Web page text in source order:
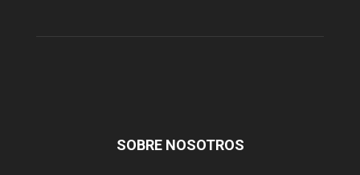
SOBRE NOSOTROS